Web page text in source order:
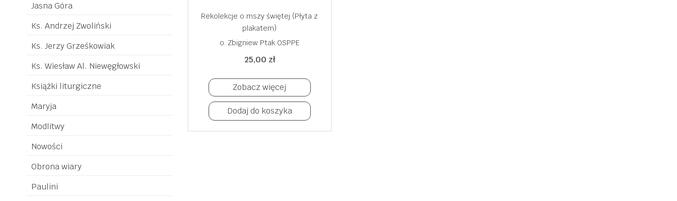
Jasna Góra
Ks. Andrzej Zwoliński
Ks. Jerzy Grześkowiak
Ks. Wiesław Al. Niewęgłowski
Książki liturgiczne
Maryja
Modlitwy
Nowości
Obrona wiary
Paulini
Rekolekcje o mszy świętej (Płyta z
plakatem)
o. Zbigniew Ptak OSPPE
25,00 zł
Zobacz więcej
Dodaj do koszyka